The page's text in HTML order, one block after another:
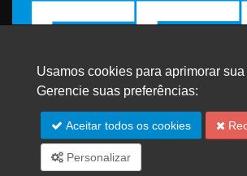
© 2026 SafEngServices & technologies ltd.
Todos os direitos reservados. |
Usamos cookies para aprimorar
Gerencie suas preferências:
Aceitar todos os cookies
Personalizar